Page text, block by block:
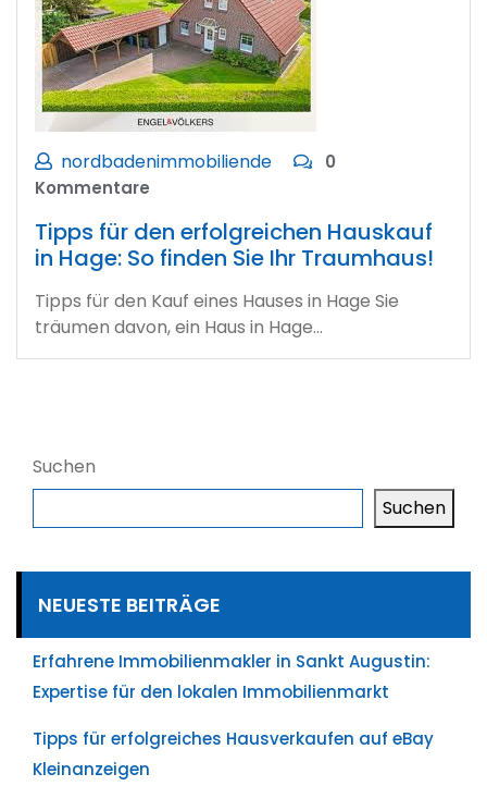
nordbadenimmobiliende
0
Kommentare
Tipps für den erfolgreichen Hauskauf
in Hage: So finden Sie Ihr Traumhaus!
Tipps für den Kauf eines Hauses in Hage Sie
träumen davon, ein Haus in Hage…
Suchen
Suchen
NEUESTE BEITRÄGE
Erfahrene Immobilienmakler in Sankt Augustin:
Expertise für den lokalen Immobilienmarkt
Tipps für erfolgreiches Hausverkaufen auf eBay
Kleinanzeigen